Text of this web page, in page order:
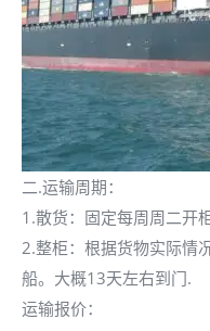
二.运输周期：
1.散货：固定每周周二开
2.整柜：根据货物实际情
船。大概13天左右到门.
运输报价：